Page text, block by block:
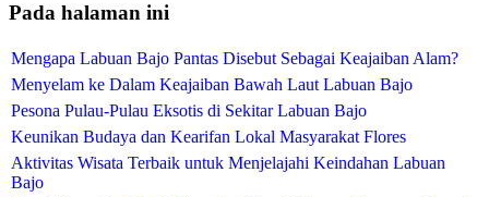
Pada halaman ini
Mengapa Labuan Bajo Pantas Disebut Sebagai Keajaiban Alam?
Menyelam ke Dalam Keajaiban Bawah Laut Labuan Bajo
Pesona Pulau-Pulau Eksotis di Sekitar Labuan Bajo
Keunikan Budaya dan Kearifan Lokal Masyarakat Flores
Aktivitas Wisata Terbaik untuk Menjelajahi Keindahan Labuan
Bajo